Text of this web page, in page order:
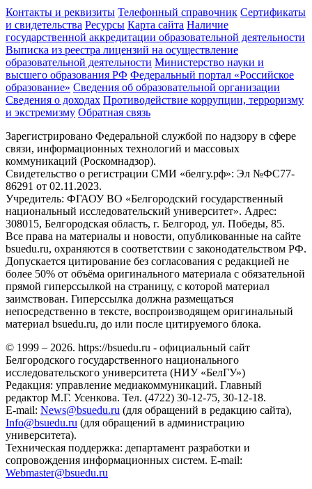
Контакты и реквизиты Телефонный справочник Сертификаты
и свидетельства Ресурсы Карта сайта Наличие
государственной аккредитации образовательной деятельности
Выписка из реестра лицензий на осуществление
образовательной деятельности Министерствo науки и
высшего образования РФ Федеральный портал «Российское
образование» Сведения об образовательной организации
Сведения о доходах Противодействие коррупции, терроризму
и экстремизму Обратная связь
Зарегистрировано Федеральной службой по надзору в сфере
связи, информационных технологий и массовых
коммуникаций (Роскомнадзор).
Свидетельство о регистрации СМИ «белгу.рф»: Эл №ФС77-
86291 от 02.11.2023.
Учредитель: ФГАОУ ВО «Белгородский государственный
национальный исследовательский университет». Адрес:
308015, Белгородская область, г. Белгород, ул. Победы, 85.
Все права на материалы и новости, опубликованные на сайте
bsuedu.ru, охраняются в соответствии с законодательством РФ.
Допускается цитирование без согласования с редакцией не
более 50% от объёма оригинального материала с обязательной
прямой гиперссылкой на страницу, с которой материал
заимствован. Гиперссылка должна размещаться
непосредственно в тексте, воспроизводящем оригинальный
материал bsuedu.ru, до или после цитируемого блока.
© 1999 – 2026. https://bsuedu.ru - официальный сайт
Белгородского государственного национального
исследовательского университета (НИУ «БелГУ»)
Редакция: управление медиакоммуникаций. Главный
редактор М.Г. Усенкова. Тел. (4722) 30-12-75, 30-12-18.
E-mail: News@bsuedu.ru (для обращений в редакцию сайта),
Info@bsuedu.ru (для обращений в администрацию
университета).
Техническая поддержка: департамент разработки и
сопровождения информационных систем. E-mail:
Webmaster@bsuedu.ru